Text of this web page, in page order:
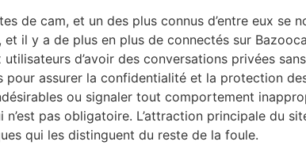
de cam, et un des plus connus d’entre eux se
et il y a de plus en plus de connectés sur
d’avoir des conversations privées
pour assurer la confidentialité et la protection
ou signaler tout comportement
n’est pas obligatoire. L’attraction principale du
qui les distinguent du reste de la foule.